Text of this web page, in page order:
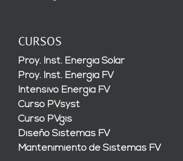
CURSOS
Proy. Inst. Energía Solar
Proy. Inst. Energía FV
Intensivo Energía FV
Curso PVsyst
Curso PVgis
Diseño Sistemas FV
Mantenimiento de Sistemas FV